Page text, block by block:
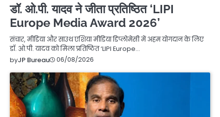
डॉ. ओ.पी. यादव ने जीता प्रतिष्ठित ‘LIPI
Europe Media Award 2026’
संचार, मीडिया और साउथ एशिया मीडिया डिप्लोमेसी में अहम योगदान के लिए
डॉ. ओ.पी. यादव को मिला प्रतिष्ठित ‘LIPI Europe…
byJP Bureau 06/08/2026